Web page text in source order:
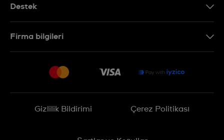
Destek
İade Politikası
Firma bilgileri
Gizlilik Bildirimi Çerez Politikası